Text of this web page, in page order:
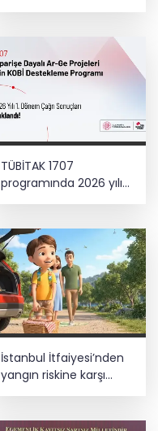
TÜBİTAK 1707
programında 2026 yılı
İstanbul İtfaiyesi’nden
yangın riskine karşı
videolu uyarı